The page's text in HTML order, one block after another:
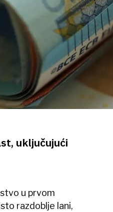
uključujući
u prvom
razdoblje lani,